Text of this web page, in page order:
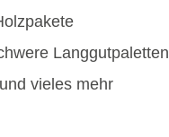
Langgutpaletten
vieles mehr